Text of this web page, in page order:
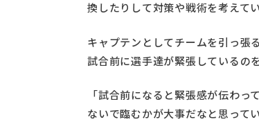
換したりして対策や戦術を考えて
キャプテンとしてチームを引っ張
試合前に選手達が緊張しているの
「試合前になると緊張感が伝わ
ないで臨むかが大事だなと思って